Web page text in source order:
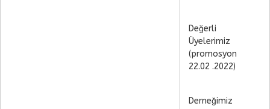
Değerli
Üyelerimiz
(promosyon
22.02 .2022)
Derneğimiz